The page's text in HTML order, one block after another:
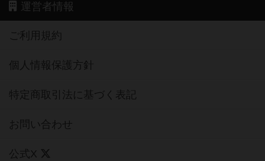
運営者情報
ご利用規約
個人情報保護方針
特定商取引法に基づく表記
お問い合わせ
公式X